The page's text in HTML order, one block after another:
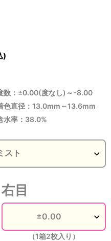
)
数：±0.00(度なし)～-8.00
色直径：13.0mm～13.6mm
水率：38.0%
右目
（1箱2枚入り）